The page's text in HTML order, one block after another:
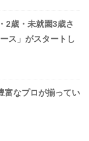
2歳・未就園3歳さ
ス」がスタートし
富なプロが揃ってい